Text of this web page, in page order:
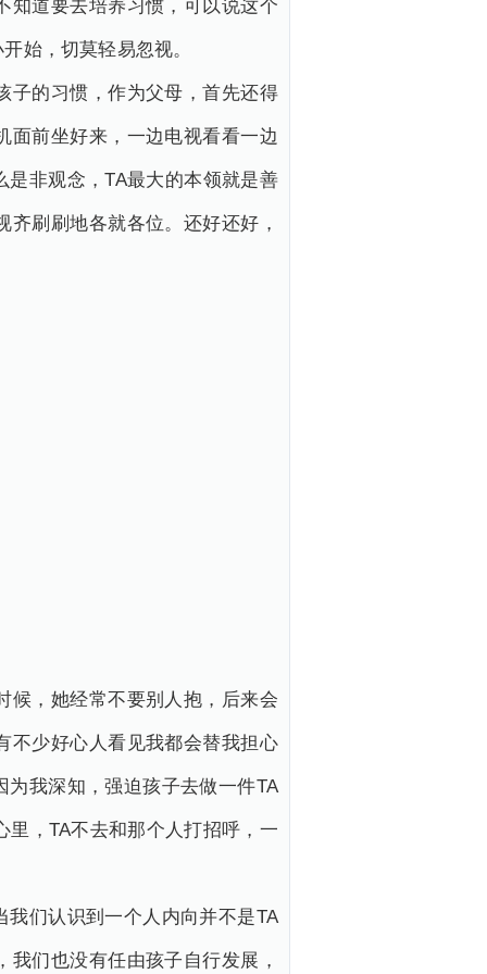
知道要去培养习惯，可以说这个
始，切莫轻易忽视。
子的习惯，作为父母，首先还得
面前坐好来，一边电视看看一边
非观念，TA最大的本领就是善
刷刷地各就各位。还好还好，
候，她经常不要别人抱，后来会
不少好心人看见我都会替我担心
我深知，强迫孩子去做一件TA
，TA不去和那个人打招呼，一
们认识到一个人内向并不是TA
们也没有任由孩子自行发展，